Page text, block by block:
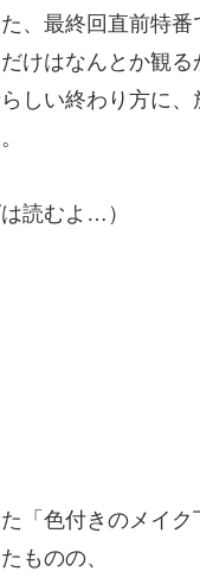
、最終回直前特
けはなんとか観
しい終わり方に
読むよ…）
「色付きのメイ
ものの、